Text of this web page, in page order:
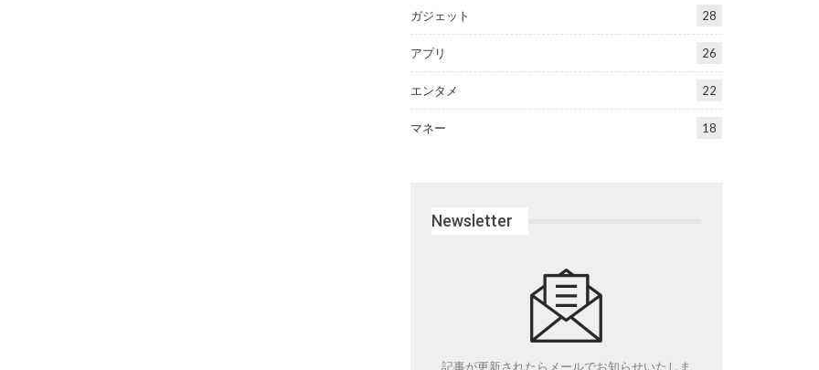
ガジェット 28
アプリ 26
エンタメ 22
マネー 18
Newsletter
記事が更新されたらメールでお知らせいたしま